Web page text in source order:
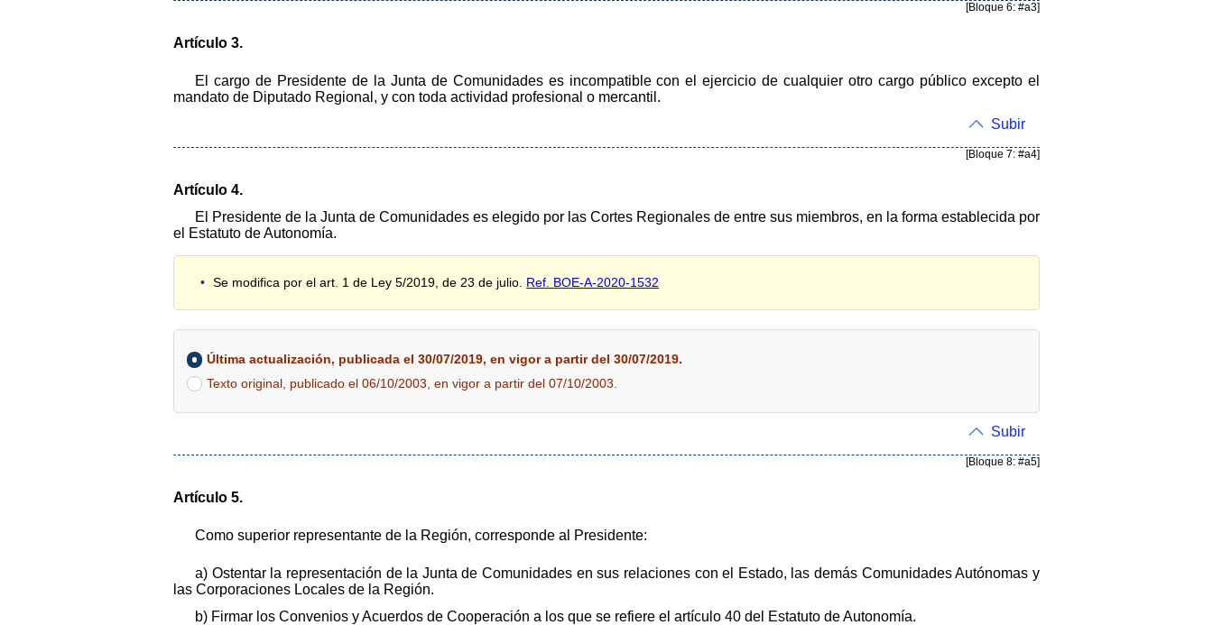
[Bloque 6: #a3]
Artículo 3.
El cargo de Presidente de la Junta de Comunidades es incompatible con el ejercicio de cualquier otro cargo público excepto el
mandato de Diputado Regional, y con toda actividad profesional o mercantil.
Subir
[Bloque 7: #a4]
Artículo 4.
El Presidente de la Junta de Comunidades es elegido por las Cortes Regionales de entre sus miembros, en la forma establecida por
el Estatuto de Autonomía.
Se modifica por el art. 1 de Ley 5/2019, de 23 de julio. Ref. BOE-A-2020-1532
Última actualización, publicada el 30/07/2019, en vigor a partir del 30/07/2019.
Texto original, publicado el 06/10/2003, en vigor a partir del 07/10/2003.
Subir
[Bloque 8: #a5]
Artículo 5.
Como superior representante de la Región, corresponde al Presidente:
a) Ostentar la representación de la Junta de Comunidades en sus relaciones con el Estado, las demás Comunidades Autónomas y
las Corporaciones Locales de la Región.
b) Firmar los Convenios y Acuerdos de Cooperación a los que se refiere el artículo 40 del Estatuto de Autonomía.